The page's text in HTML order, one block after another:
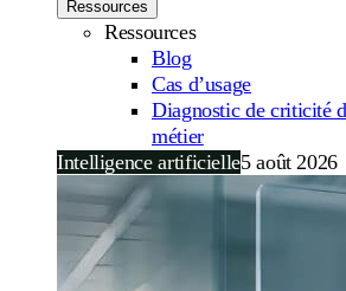
Ressources
Ressources
Blog
Cas d’usage
Diagnostic de criticité
métier
Intelligence artificielle5 août 2026